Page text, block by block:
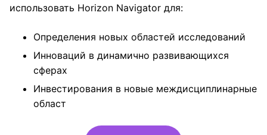
использовать Horizon Navigator для:
Определения новых областей исследований
Инноваций в динамично развивающихся
сферах
Инвестирования в новые междисциплинарные
област